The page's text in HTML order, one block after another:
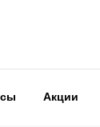
Акции